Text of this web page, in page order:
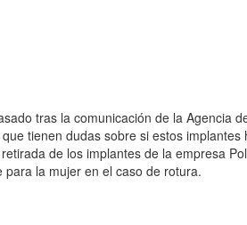
tras la comunicación de la Agencia
tienen dudas sobre si estos
de los implantes de la empresa
la mujer en el caso de rotura.